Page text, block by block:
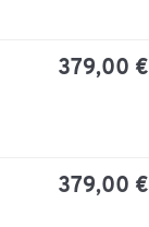
379,00 €
379,00 €